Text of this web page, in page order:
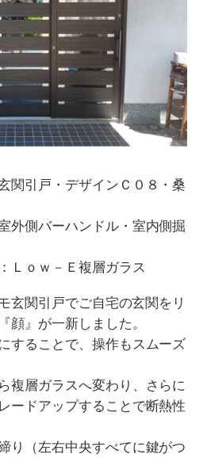
関引戸・デザインＣ０８・桑
外側バーハンドル・室内側掘
－Ｅ複層ガラス
玄関引戸でご自宅の玄関をリ
顔』が一新しました。
することで、操作もスムーズ
複層ガラスへ変わり、さらに
ードアップすることで断熱性
り（左右中央すべてに鍵がつ